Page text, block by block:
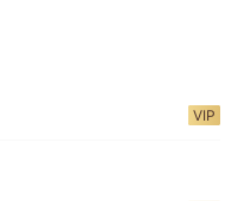
VIP